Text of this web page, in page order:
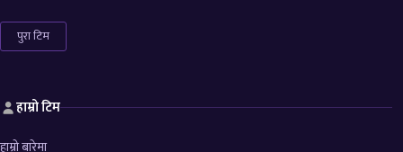
पुरा टिम
हाम्रो टिम
हाम्रो बारेमा